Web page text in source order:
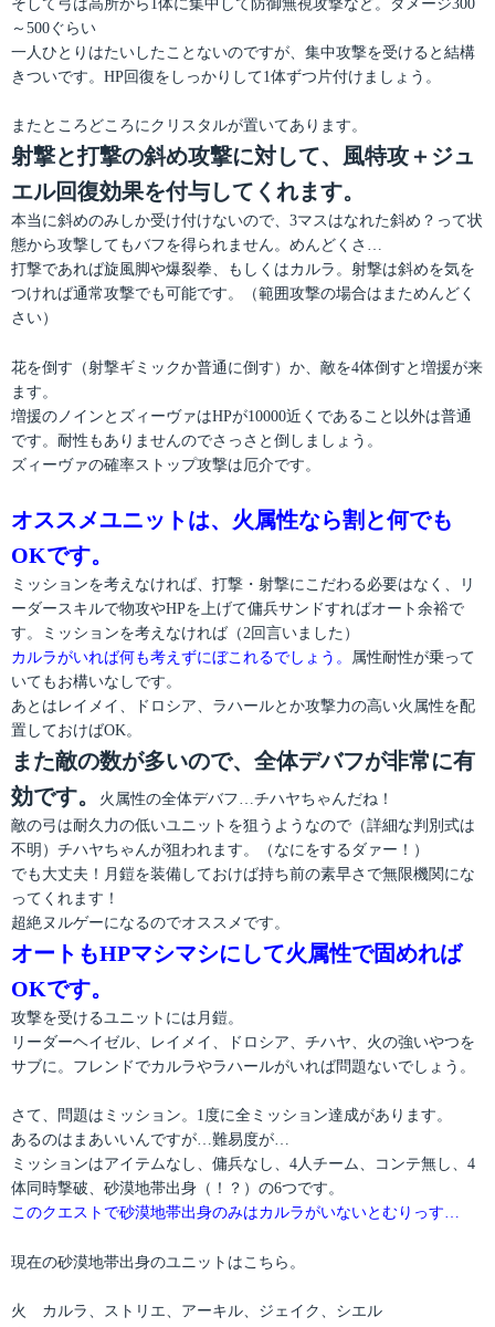
そして弓は高所から1体に集中して防御無視攻撃など。ダメージ300
～500ぐらい
一人ひとりはたいしたことないのですが、集中攻撃を受けると結構
きついです。HP回復をしっかりして1体ずつ片付けましょう。
またところどころにクリスタルが置いてあります。
射撃と打撃の斜め攻撃に対して、風特攻＋ジュ
エル回復効果を付与してくれます。
本当に斜めのみしか受け付けないので、3マスはなれた斜め？って状
態から攻撃してもバフを得られません。めんどくさ…
打撃であれば旋風脚や爆裂拳、もしくはカルラ。射撃は斜めを気を
つければ通常攻撃でも可能です。（範囲攻撃の場合はまためんどく
さい）
花を倒す（射撃ギミックか普通に倒す）か、敵を4体倒すと増援が来
ます。
増援のノインとズィーヴァはHPが10000近くであること以外は普通
です。耐性もありませんのでさっさと倒しましょう。
ズィーヴァの確率ストップ攻撃は厄介です。
オススメユニットは、火属性なら割と何でも
OKです。
ミッションを考えなければ、打撃・射撃にこだわる必要はなく、リ
ーダースキルで物攻やHPを上げて傭兵サンドすればオート余裕で
す。ミッションを考えなければ（2回言いました）
カルラがいれば何も考えずにぼこれるでしょう。
属性耐性が乗って
いてもお構いなしです。
あとはレイメイ、ドロシア、ラハールとか攻撃力の高い火属性を配
置しておけばOK。
また敵の数が多いので、全体デバフが非常に有
効です。
火属性の全体デバフ…チハヤちゃんだね！
敵の弓は耐久力の低いユニットを狙うようなので（詳細な判別式は
不明）チハヤちゃんが狙われます。（なにをするダァー！）
でも大丈夫！月鎧を装備しておけば持ち前の素早さで無限機関にな
ってくれます！
超絶ヌルゲーになるのでオススメです。
オートもHPマシマシにして火属性で固めれば
OKです。
攻撃を受けるユニットには月鎧。
リーダーヘイゼル、レイメイ、ドロシア、チハヤ、火の強いやつを
サブに。フレンドでカルラやラハールがいれば問題ないでしょう。
さて、問題はミッション。1度に全ミッション達成があります。
あるのはまあいいんですが…難易度が…
ミッションはアイテムなし、傭兵なし、4人チーム、コンテ無し、4
体同時撃破、砂漠地帯出身（！？）の6つです。
このクエストで砂漠地帯出身のみはカルラがいないとむりっす…
現在の砂漠地帯出身のユニットはこちら。
火 カルラ、ストリエ、アーキル、ジェイク、シエル